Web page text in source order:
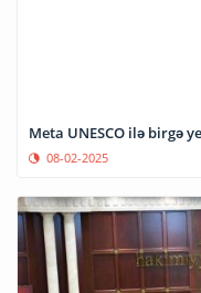
Meta UNESCO ilə birgə
08-02-2025